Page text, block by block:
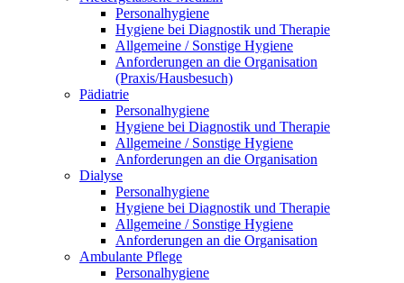
Personalhygiene
Hygiene bei Diagnostik und Therapie
Allgemeine / Sonstige Hygiene
Anforderungen an die Organisation
(Praxis/Hausbesuch)
Pädiatrie
Personalhygiene
Hygiene bei Diagnostik und Therapie
Allgemeine / Sonstige Hygiene
Anforderungen an die Organisation
Dialyse
Personalhygiene
Hygiene bei Diagnostik und Therapie
Allgemeine / Sonstige Hygiene
Anforderungen an die Organisation
Ambulante Pflege
Personalhygiene